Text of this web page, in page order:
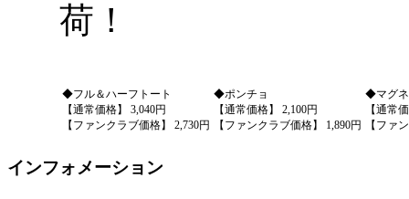
荷！
◆フル＆ハーフトート
【通常価格】 3,040円
【ファンクラブ価格】 2,730円
◆ポンチョ
【通常価格】 2,100円
【ファンクラブ価格】 1,890円
◆マグネ
【通常
【ファ
インフォメーション